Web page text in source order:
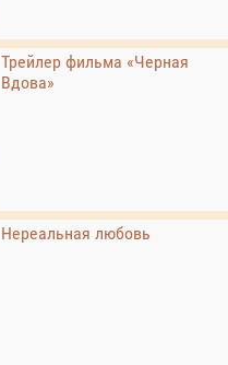
Трейлер фильма «Черная
Вдова»
Нереальная любовь